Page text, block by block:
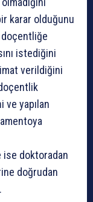
karar olduğunu
istediğini
verildiğini
ve yapılan
ise doktoradan
doğrudan